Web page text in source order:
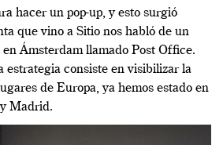
hacer un pop-up, y esto surgió
que vino a Sitio nos habló de un
en Ámsterdam llamado Post Office.
estrategia consiste en visibilizar la
de Europa, ya hemos estado en
Madrid.